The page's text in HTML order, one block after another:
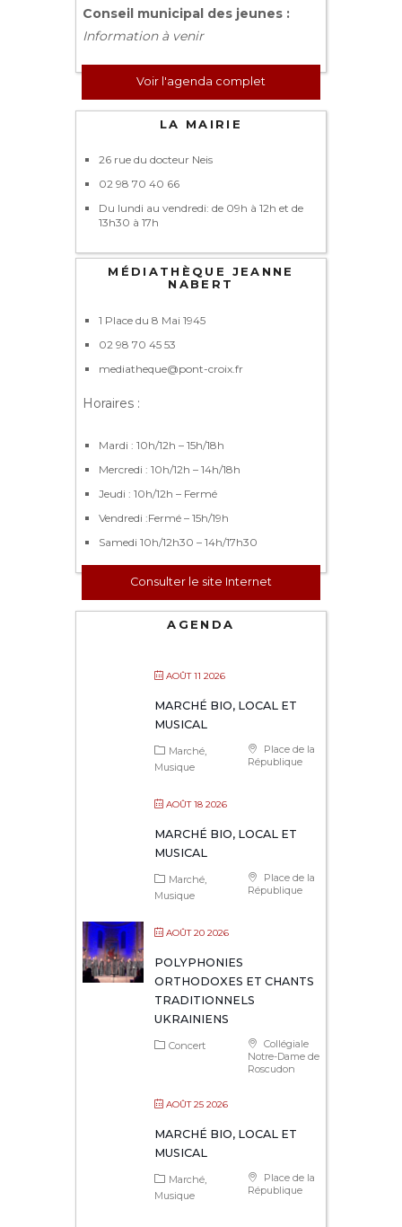
Conseil municipal des jeunes :
Information à venir
Voir l'agenda complet
LA MAIRIE
26 rue du docteur Neis
02 98 70 40 66
Du lundi au vendredi: de 09h à 12h et de
13h30 à 17h
MÉDIATHÈQUE JEANNE
NABERT
1 Place du 8 Mai 1945
02 98 70 45 53
mediatheque@pont-croix.fr
Horaires :
Mardi : 10h/12h – 15h/18h
Mercredi : 10h/12h – 14h/18h
Jeudi : 10h/12h – Fermé
Vendredi :Fermé – 15h/19h
Samedi 10h/12h30 – 14h/17h30
Consulter le site Internet
AGENDA
AOÛT 11 2026
MARCHÉ BIO, LOCAL ET
MUSICAL
Place de la
République
Marché
Musique
AOÛT 18 2026
MARCHÉ BIO, LOCAL ET
MUSICAL
Place de la
République
Marché
Musique
AOÛT 20 2026
POLYPHONIES
ORTHODOXES ET CHANTS
TRADITIONNELS
UKRAINIENS
Collégiale
Notre-Dame de
Roscudon
Concert
AOÛT 25 2026
MARCHÉ BIO, LOCAL ET
MUSICAL
Place de la
République
Marché
Musique